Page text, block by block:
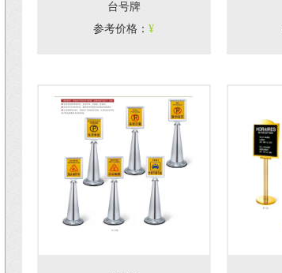
台号牌
参考价格 ： ¥